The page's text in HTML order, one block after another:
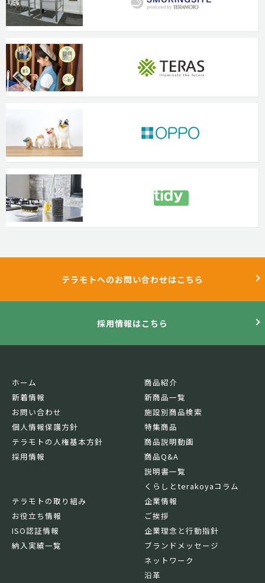
テラモトへのお問い合わせはこちら
採用情報はこちら
ホーム
新着情報
お問い合わせ
個人情報保護方針
テラモトの人権基本方針
採用情報
商品紹介
新商品一覧
施設別商品検索
特集商品
商品説明動画
商品Q&A
説明書一覧
くらしとterakoyaコラム
テラモトの取り組み
お役立ち情報
ISO認証情報
納入実績一覧
企業情報
ご挨拶
企業理念と行動指針
ブランドメッセージ
ネットワーク
沿革